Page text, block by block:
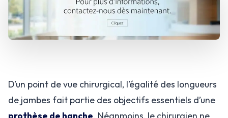
D’un point de vue chirurgical, l’égalité des longueurs
de jambes fait partie des objectifs essentiels d’une